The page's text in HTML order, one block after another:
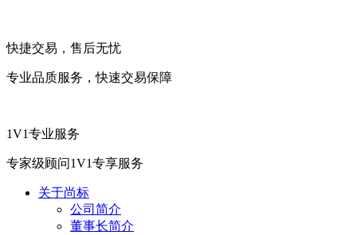
快捷交易，售后无忧
专业品质服务，快速交易保障
1V1专业服务
专家级顾问1V1专享服务
关于尚标
公司简介
董事长简介